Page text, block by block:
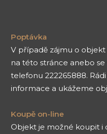
Poptávka
V případě zájmu o
na této stránce anebo
telefonu 222265888.
informace a ukážeme
Koupě on-line
Objekt je možné koupit i